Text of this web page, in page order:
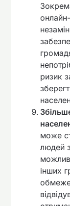
ризик
може
людей
інших